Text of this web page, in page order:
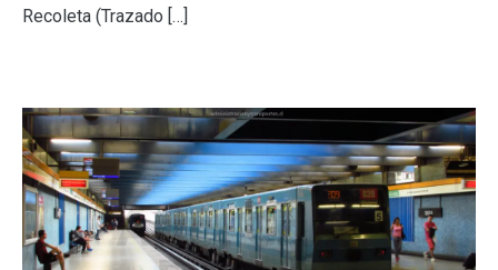
Recoleta (Trazado […]